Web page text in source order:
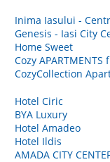
Inima Iasului -
Genesis - Iasi City
Home Sweet
Cozy
CozyCollection
Hotel Ciric
BYA Luxury
Hotel Amadeo
Hotel Ildis
AMADA CITY